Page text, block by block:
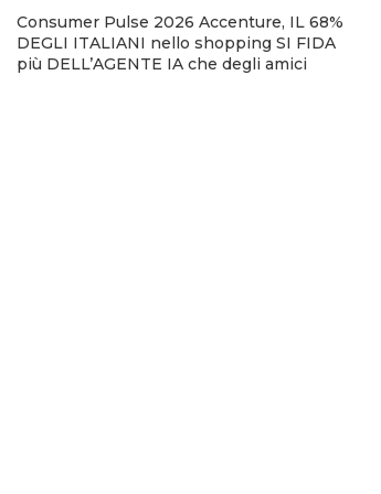
Consumer Pulse 2026 Accenture, IL 68%
DEGLI ITALIANI nello shopping SI FIDA
più DELL’AGENTE IA che degli amici